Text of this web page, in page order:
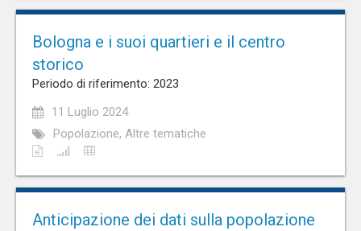
Bologna e i suoi quartieri e il centro
storico
Periodo di riferimento: 2023
11 Luglio 2024
Popolazione, Altre tematiche
Anticipazione dei dati sulla popolazione